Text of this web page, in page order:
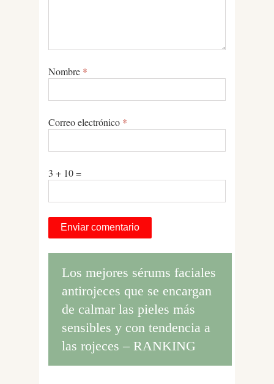
Nombre *
Correo electrónico *
3 + 10 =
Los mejores sérums faciales
antirojeces que se encargan
de calmar las pieles más
sensibles y con tendencia a
las rojeces – RANKING